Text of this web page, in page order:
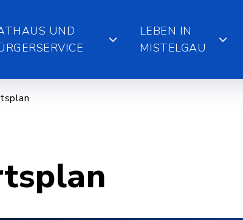
UND
LEBEN IN
MISTELGAU